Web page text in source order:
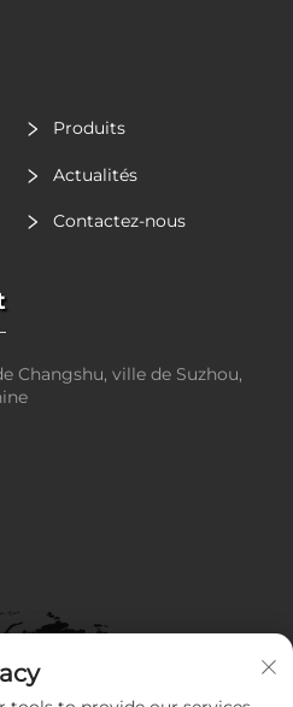
Produits
Actualités
Contactez-nous
Changshu, ville de Suzhou,